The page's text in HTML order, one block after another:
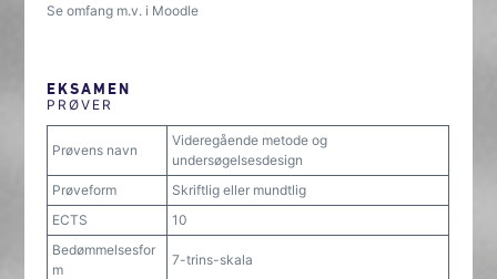
Se omfang m.v. i Moodle
EKSAMEN
PRØVER
Prøvens navn
Videregående metode og
undersøgelsesdesign
Prøveform
Skriftlig eller mundtlig
ECTS
10
Bedømmelsesfor
m
7-trins-skala